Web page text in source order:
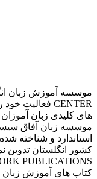
های کلیدی زبان آموزان
موسسه زبان آفاق
کشور انگلستان تدوین
کتاب های آموزش زبان